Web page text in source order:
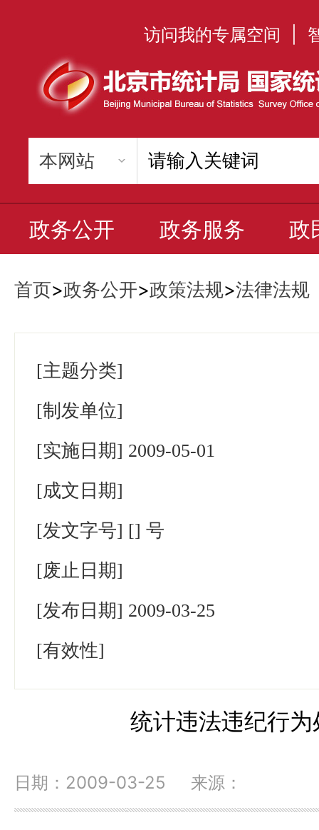
访问我的专属空间
政务公开 政务服务 政
首页>政务公开>政策法规>法律法规
[主题分类]
[制发单位]
[实施日期] 2009-05-01
[成文日期]
[发文字号] [] 号
[废止日期]
[发布日期] 2009-03-25
[有效性]
统计违法违纪行
日期：2009-03-25 来源：